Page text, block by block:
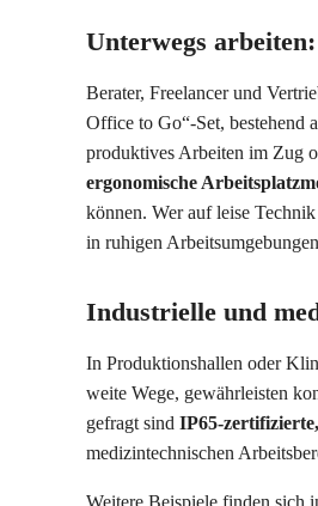
Unterwegs
Berater, Freelancer und
Office to Go“-Set, bestehend
produktives Arbeiten im Zug
ergonomische
können. Wer auf leise
in ruhigen
Industrielle und
In Produktionshallen oder
weite Wege, gewährleisten
gefragt sind IP65-
medizintechnischen
Weitere Beispiele finden sich